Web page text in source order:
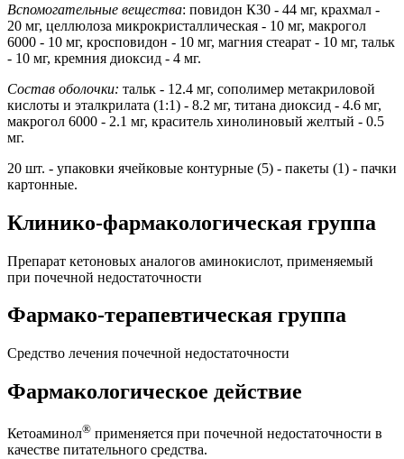
Вспомогательные вещества: повидон К30 - 44 мг, крахмал -
20 мг, целлюлоза микрокристаллическая - 10 мг, макрогол
6000 - 10 мг, кросповидон - 10 мг, магния стеарат - 10 мг, тальк
- 10 мг, кремния диоксид - 4 мг.
Состав оболочки: тальк - 12.4 мг, сополимер метакриловой
кислоты и эталкрилата (1:1) - 8.2 мг, титана диоксид - 4.6 мг,
макрогол 6000 - 2.1 мг, краситель хинолиновый желтый - 0.5
мг.
20 шт. - упаковки ячейковые контурные (5) - пакеты (1) - пачки
картонные.
Клинико-фармакологическая группа
Препарат кетоновых аналогов аминокислот, применяемый
при почечной недостаточности
Фармако-терапевтическая группа
Средство лечения почечной недостаточности
Фармакологическое действие
Кетоаминол® применяется при почечной недостаточности в
качестве питательного средства.